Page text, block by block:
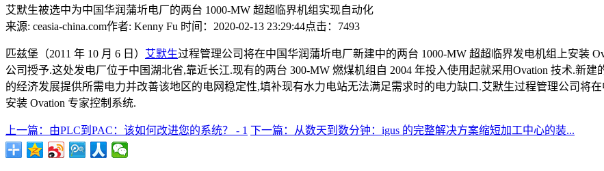
艾默生被选中为中国华润蒲圻电厂的两台 1000-MW 超超临界机组实现自动化
来源: ceasia-china.com作者: Kenny Fu 时间：2020-02-13 23:29:44点击：7493
匹兹堡（2011 年 10 月 6 日） 艾默生过程管理公司将在中国华润蒲圻电厂新建中的两台 1000-MW 超超临界发电机组上安装
公司授予.这处发电厂位于中国湖北省,靠近长江.现有的两台 300-MW 燃煤机组自 2004 年投入使用起就采用Ovation 技术.新
的经济发展提供所需电力并改善该地区的电网稳定性,填补现有水力电站无法满足需求时的电力缺口.艾默生过程管理公司将
安装 Ovation 专家控制系统.
上一篇：由PLC到PAC：该如何改进您的系统？ - 1 下一篇：从数天到数分钟：igus 的完整解决方案缩短加工中心的装...